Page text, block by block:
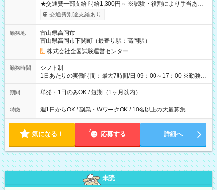
★交通費一部支給 時給1,300円～ ※試験・役割により手当あり
※勤務回数により昇給あり 【即給（前払い）オプションあ
り！】 希望される場合、勤務から1週間ほどで給与の一部を受け
例】 ・河合塾模擬試験 8:30～17:30（休憩1時間） 時給1,300円
×8時間＝日収10,400円＋交通費 ※当日の役割により時給＋100
円の場合あり ・国家試験 7:00～13:30（休憩なし） 時給1,300
円（役割手当＋100円）×6時間＝日収8,400円＋交通費 【試用期
間】試用期間なし
交通費別途支給あり
勤務地
富山県高岡市
富山県高岡市下関町（最寄り駅：高岡駅）
株式会社全国試験運営センター
勤務時間
シフト制
1日あたりの実働時間：最大7時間/日 09：00～17：00 ※勤務時
間は 試験により異なります。
期間 単発・1日のみOK / 短期（1ヶ月以内）
特徴 週1日からOK / 副業・WワークOK / 10名以上の大量募集
気になる！ 応募する 詳細へ
未読